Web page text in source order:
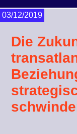
03/12/2019
Die